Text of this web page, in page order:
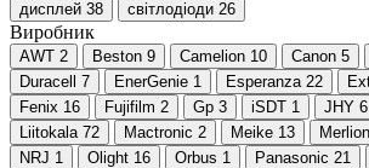
дисплей 38 світлодіоди 26
Виробник
AWT 2 Beston 9 Camelion 10 Canon 5
Duracell
7 EnerGenie 1 Esperanza 22
Fenix 16 Fujifilm 2 Gp 3 iSDT 1 JHY 6
Liitokala 72 Mactronic 2 Meike 13 Merlion
NRJ 1 Olight 16 Orbus 1 Panasonic 21